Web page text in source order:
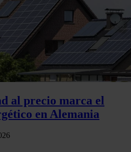
al precio marca el
en Alemania